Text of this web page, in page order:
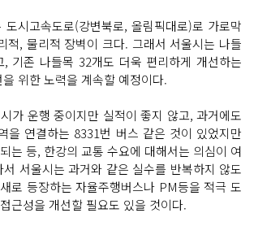
시고속도로(강변북로, 올림픽대로)로 가로막
적, 물리적 장벽이 크다. 그래서 서울시는 나들
기존 나들목 32개도 더욱 편리하게 개선하는
위한 노력을 계속할 예정이다.
가 운행 중이지만 실적이 좋지 않고, 과거에도
을 연결하는 8331번 버스 같은 것이 있었지만
는 등, 한강의 교통 수요에 대해서는 의심이 여
서울시는 과거와 같은 실수를 반복하지 않도
로 등장하는 자율주행버스나 PM등을 적극 도
근성을 개선할 필요도 있을 것이다.